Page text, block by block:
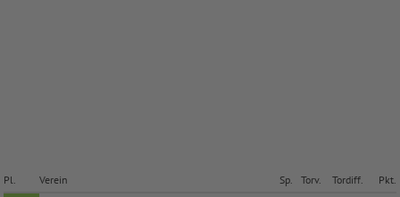
Pl. Verein Sp. Torv. Tordiff. Pkt.